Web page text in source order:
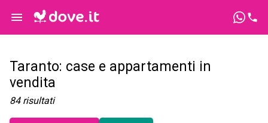
Taranto: case e appartamenti in
vendita
84 risultati